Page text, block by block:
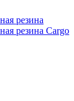
резина
резина Cargo